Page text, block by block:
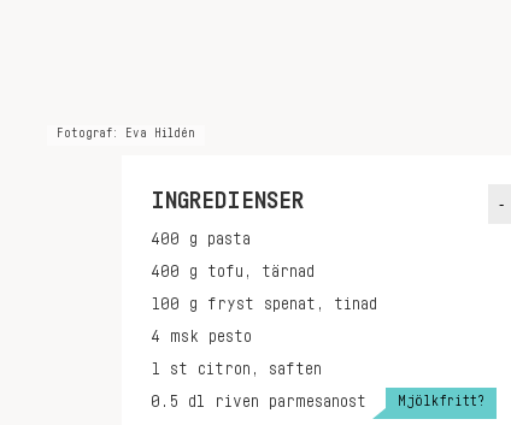
Fotograf: Eva Hildén
INGREDIENSER -
400 g
pasta
400 g
tofu, tärnad
100 g
fryst spenat, tinad
4 msk
pesto
1 st
citron, saften
0.5 dl riven parmesanost Mjölkfritt?